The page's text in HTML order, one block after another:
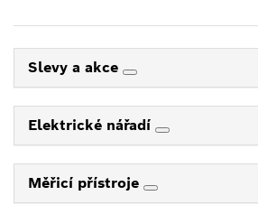
Slevy a akce
Elektrické nářadí
Měřicí přístroje